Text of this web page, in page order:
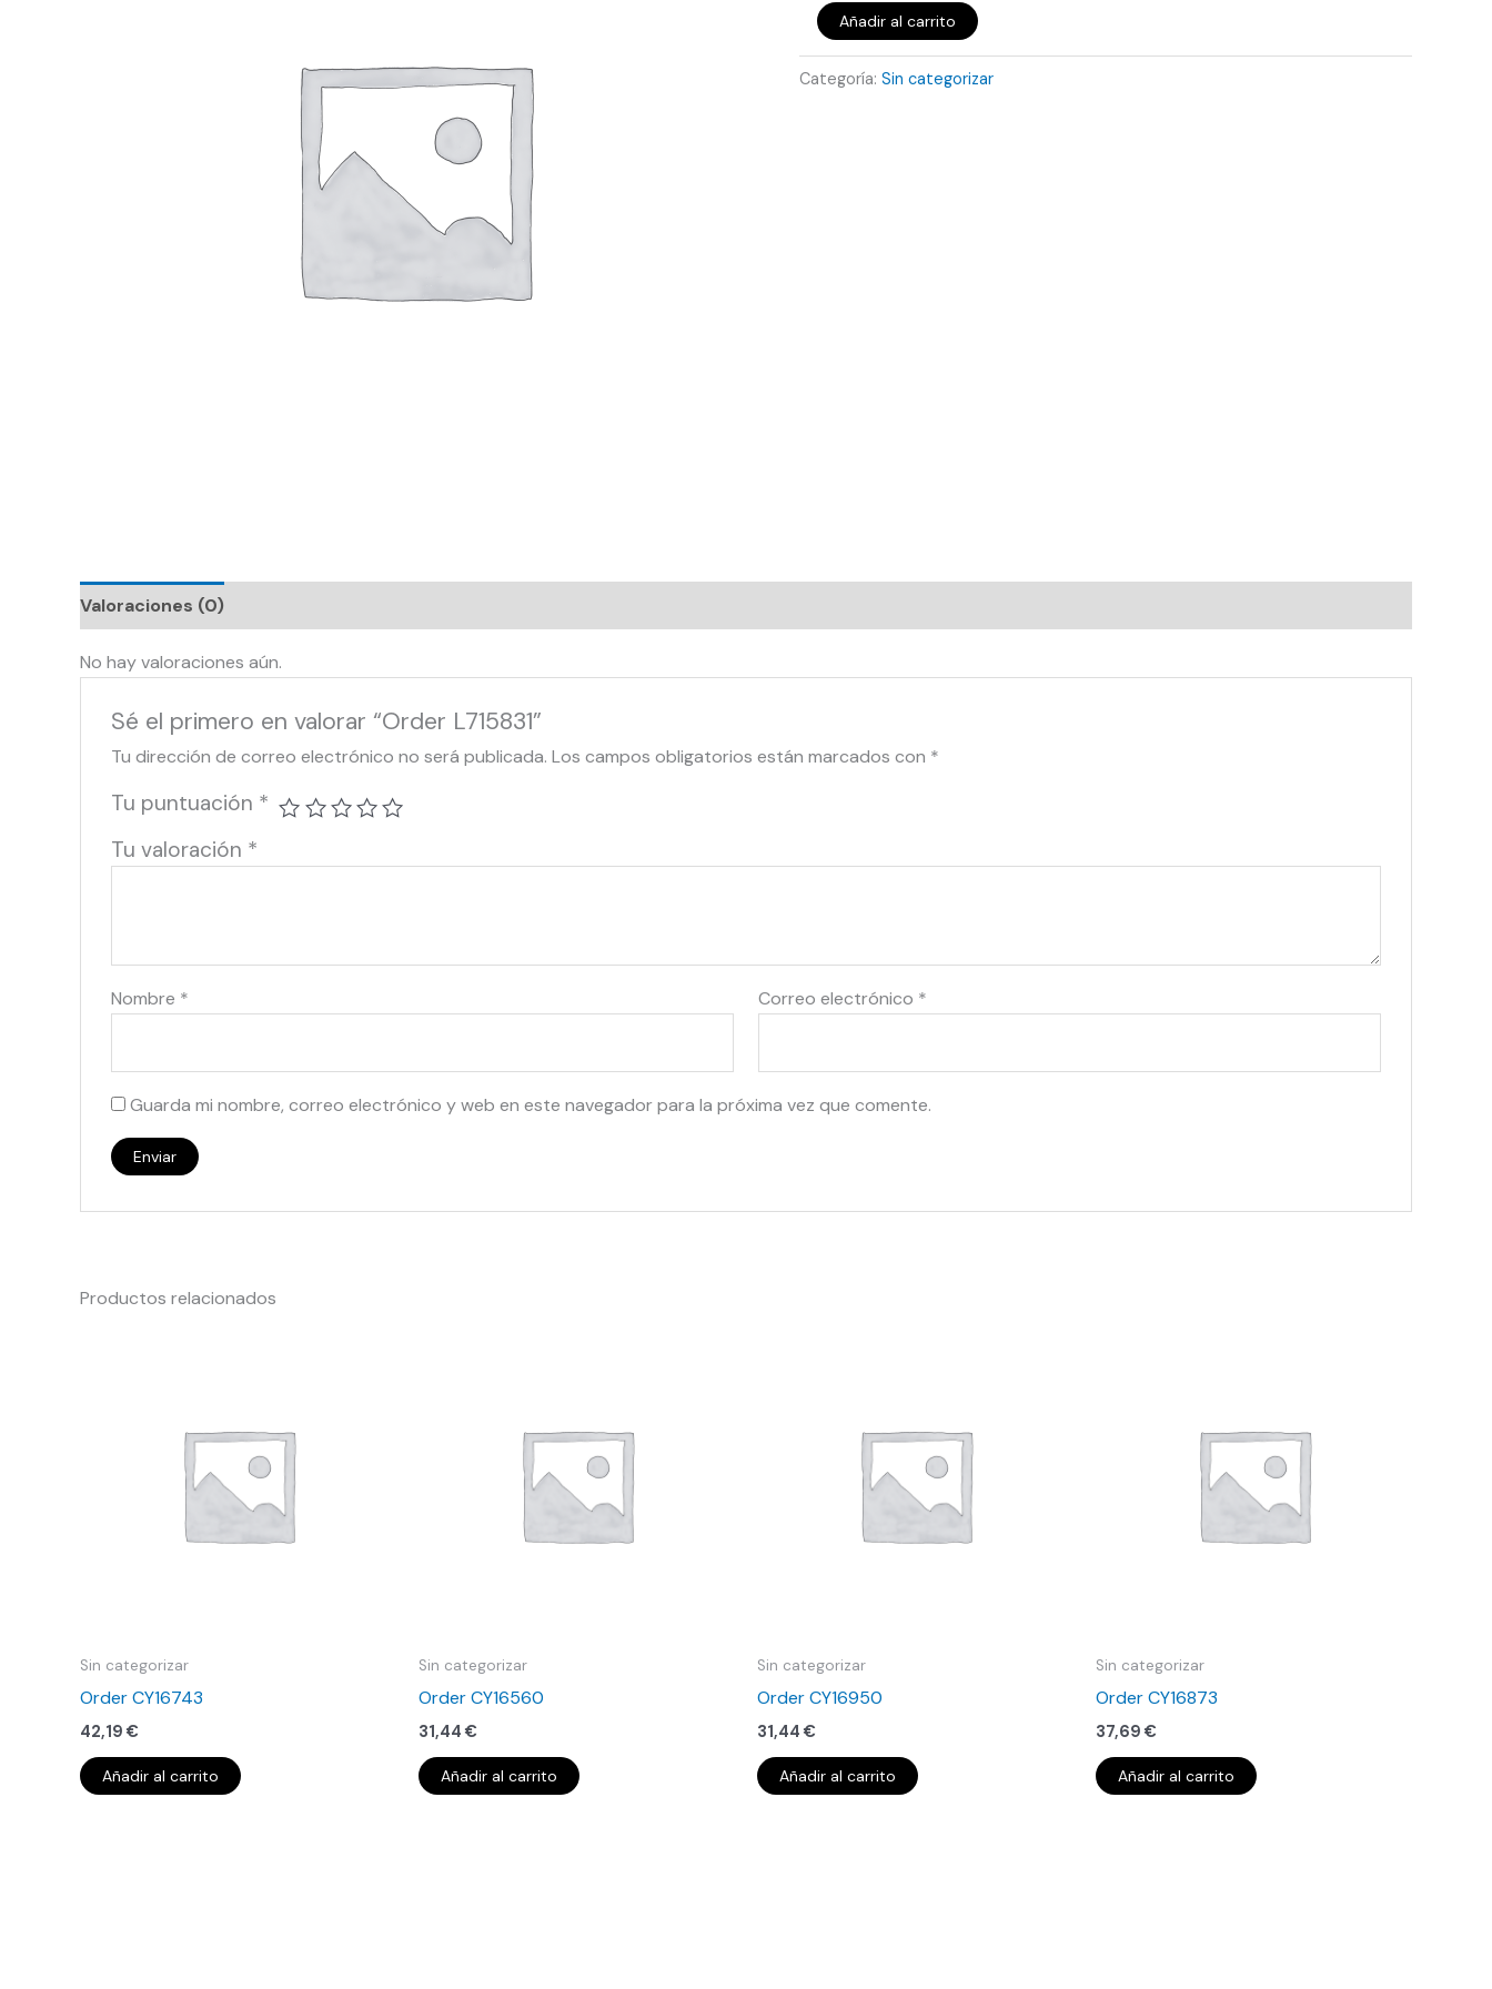
Añadir al carrito
Categoría: Sin categorizar
Valoraciones (0)
No hay valoraciones aún.
Sé el primero en valorar “Order L715831”
Tu dirección de correo electrónico no será publicada. Los campos obligatorios están marcados con *
Tu puntuación *
Tu valoración *
Nombre * Correo electrónico *
Guarda mi nombre, correo electrónico y web en este navegador para la próxima vez que comente.
Productos relacionados
Sin categorizar
Order CY16743
42,19 €
Añadir al carrito
Sin categorizar
Order CY16560
31,44 €
Añadir al carrito
Sin categorizar
Order CY16950
31,44 €
Añadir al carrito
Sin categorizar
Order CY16873
37,69 €
Añadir al carrito